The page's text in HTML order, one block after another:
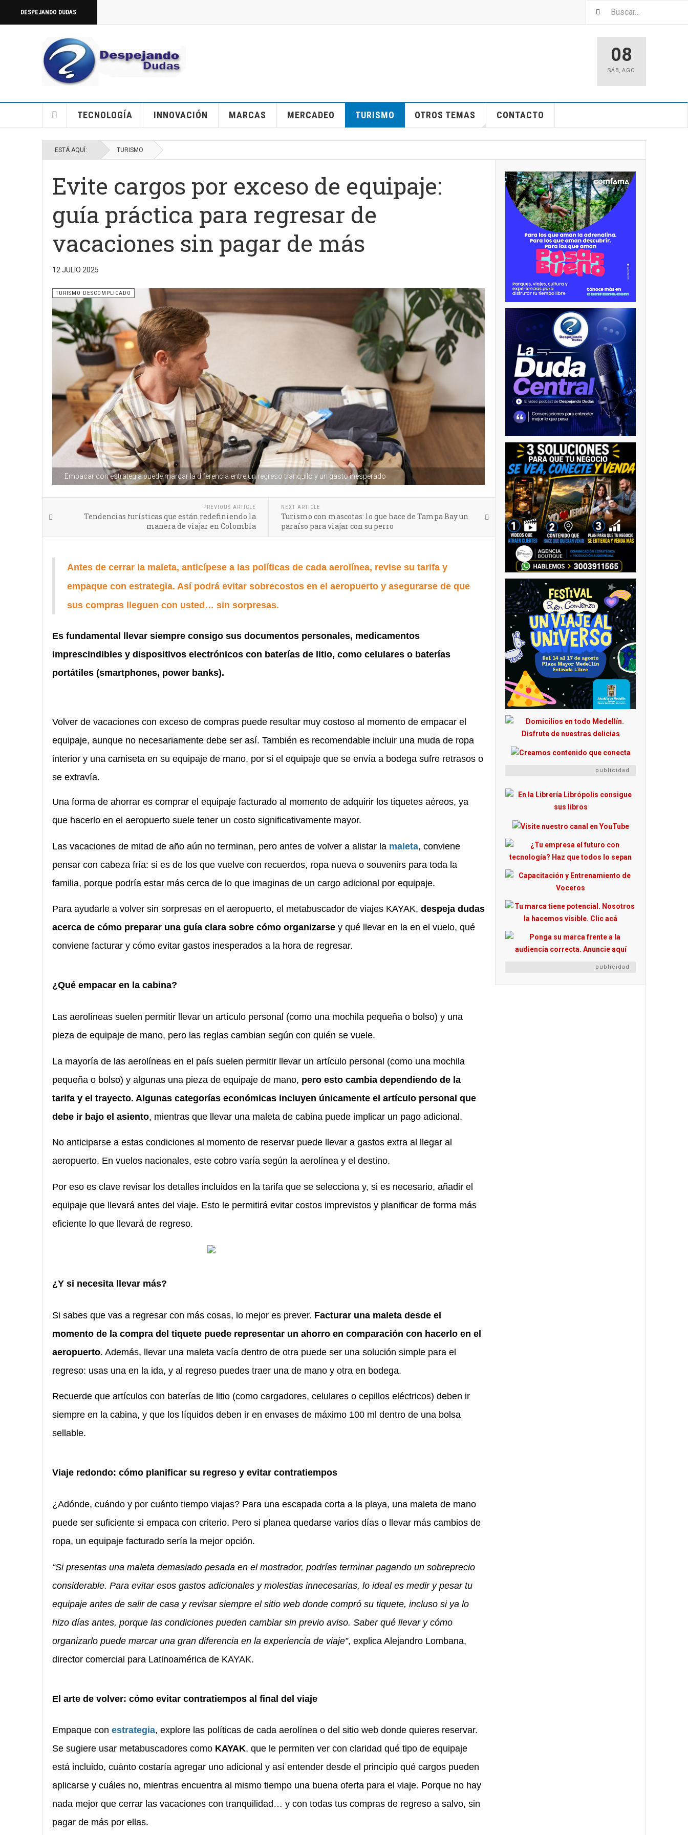
DESPEJANDO DUDAS
08
SÁB, AGO
TECNOLOGÍA INNOVACIÓN MARCAS MERCADEO TURISMO OTROS TEMAS CONTACTO
ESTÁ AQUÍ: TURISMO
Evite cargos por exceso de equipaje:
guía práctica para regresar de
vacaciones sin pagar de más
12 JULIO 2025
Empacar con estrategia puede marcar la diferencia entre un regreso tranquilo y un gasto inesperado
TURISMO DESCOMPLICADO
PREVIOUS ARTICLE
Tendencias turísticas que están redefiniendo la
manera de viajar en Colombia
NEXT ARTICLE
Turismo con mascotas: lo que hace de Tampa Bay un
paraíso para viajar con su perro
Antes de cerrar la maleta, anticípese a las políticas de cada aerolínea, revise su tarifa y
empaque con estrategia. Así podrá evitar sobrecostos en el aeropuerto y asegurarse de que
sus compras lleguen con usted… sin sorpresas.
Es fundamental llevar siempre consigo sus documentos personales, medicamentos
imprescindibles y dispositivos electrónicos con baterías de litio, como celulares o baterías
portátiles (smartphones, power banks).
Volver de vacaciones con exceso de compras puede resultar muy costoso al momento de empacar el
equipaje, aunque no necesariamente debe ser así. También es recomendable incluir una muda de ropa
interior y una camiseta en su equipaje de mano, por si el equipaje que se envía a bodega sufre retrasos o
se extravía.
Una forma de ahorrar es comprar el equipaje facturado al momento de adquirir los tiquetes aéreos, ya
que hacerlo en el aeropuerto suele tener un costo significativamente mayor.
Las vacaciones de mitad de año aún no terminan, pero antes de volver a alistar la maleta, conviene
pensar con cabeza fría: si es de los que vuelve con recuerdos, ropa nueva o souvenirs para toda la
familia, porque podría estar más cerca de lo que imaginas de un cargo adicional por equipaje.
Para ayudarle a volver sin sorpresas en el aeropuerto, el metabuscador de viajes KAYAK, despeja dudas
acerca de cómo preparar una guía clara sobre cómo organizarse y qué llevar en la en el vuelo, qué
conviene facturar y cómo evitar gastos inesperados a la hora de regresar.
¿Qué empacar en la cabina?
Las aerolíneas suelen permitir llevar un artículo personal (como una mochila pequeña o bolso) y una
pieza de equipaje de mano, pero las reglas cambian según con quién se vuele.
La mayoría de las aerolíneas en el país suelen permitir llevar un artículo personal (como una mochila
pequeña o bolso) y algunas una pieza de equipaje de mano, pero esto cambia dependiendo de la
tarifa y el trayecto. Algunas categorías económicas incluyen únicamente el artículo personal que
debe ir bajo el asiento, mientras que llevar una maleta de cabina puede implicar un pago adicional.
No anticiparse a estas condiciones al momento de reservar puede llevar a gastos extra al llegar al
aeropuerto. En vuelos nacionales, este cobro varía según la aerolínea y el destino.
Por eso es clave revisar los detalles incluidos en la tarifa que se selecciona y, si es necesario, añadir el
equipaje que llevará antes del viaje. Esto le permitirá evitar costos imprevistos y planificar de forma más
eficiente lo que llevará de regreso.
¿Y si necesita llevar más?
Si sabes que vas a regresar con más cosas, lo mejor es prever. Facturar una maleta desde el
momento de la compra del tiquete puede representar un ahorro en comparación con hacerlo en el
aeropuerto. Además, llevar una maleta vacía dentro de otra puede ser una solución simple para el
regreso: usas una en la ida, y al regreso puedes traer una de mano y otra en bodega.
Recuerde que artículos con baterías de litio (como cargadores, celulares o cepillos eléctricos) deben ir
siempre en la cabina, y que los líquidos deben ir en envases de máximo 100 ml dentro de una bolsa
sellable.
Viaje redondo: cómo planificar su regreso y evitar contratiempos
¿Adónde, cuándo y por cuánto tiempo viajas? Para una escapada corta a la playa, una maleta de mano
puede ser suficiente si empaca con criterio. Pero si planea quedarse varios días o llevar más cambios de
ropa, un equipaje facturado sería la mejor opción.
“Si presentas una maleta demasiado pesada en el mostrador, podrías terminar pagando un sobreprecio
considerable. Para evitar esos gastos adicionales y molestias innecesarias, lo ideal es medir y pesar tu
equipaje antes de salir de casa y revisar siempre el sitio web donde compró su tiquete, incluso si ya lo
hizo días antes, porque las condiciones pueden cambiar sin previo aviso. Saber qué llevar y cómo
organizarlo puede marcar una gran diferencia en la experiencia de viaje”, explica Alejandro Lombana,
director comercial para Latinoamérica de KAYAK.
El arte de volver: cómo evitar contratiempos al final del viaje
Empaque con estrategia, explore las políticas de cada aerolínea o del sitio web donde quieres reservar.
Se sugiere usar metabuscadores como KAYAK, que le permiten ver con claridad qué tipo de equipaje
está incluido, cuánto costaría agregar uno adicional y así entender desde el principio qué cargos pueden
aplicarse y cuáles no, mientras encuentra al mismo tiempo una buena oferta para el viaje. Porque no hay
nada mejor que cerrar las vacaciones con tranquilidad… y con todas tus compras de regreso a salvo, sin
pagar de más por ellas.
publicidad
publicidad